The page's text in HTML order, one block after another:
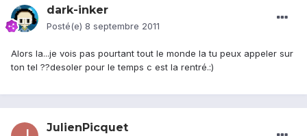
dark-inker
Posté(e) 8 septembre 2011
Alors la...je vois pas pourtant tout le monde la tu peux appeler sur
ton tel ??desoler pour le temps c est la rentré.:)
JulienPicquet